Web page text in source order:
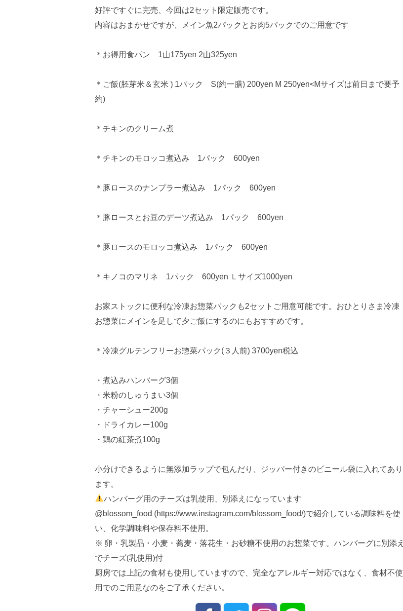
好評ですぐに完売、今回は2セット限定販売です。
内容はおまかせですが、メイン魚2パックとお肉5パックでのご用意です
＊お得用食パン 1山175yen 2山325yen
＊ご飯(胚芽米＆玄米 ) 1パック S(約一膳) 200yen M 250yen<Mサイズは前日まで要予
約)
＊チキンのクリーム煮
＊チキンのモロッコ煮込み 1パック 600yen
＊豚ロースのナンプラー煮込み 1パック 600yen
＊豚ロースとお豆のデーツ煮込み 1パック 600yen
＊豚ロースのモロッコ煮込み 1パック 600yen
＊キノコのマリネ 1パック 600yen Ｌサイズ1000yen
お家ストックに便利な冷凍お惣菜パックも2セットご用意可能です。おひとりさま冷凍
お惣菜にメインを足して夕ご飯にするのにもおすすめです。
＊冷凍グルテンフリーお惣菜パック(３人前) 3700yen税込
・煮込みハンバーグ3個
・米粉のしゅうまい3個
・チャーシュー200g
・ドライカレー100g
・鶏の紅茶煮100g
小分けできるように無添加ラップで包んだり、ジッパー付きのビニール袋に入れてあり
ます。
ハンバーグ用のチーズは乳使用、別添えになっています
@blossom_food (https://www.instagram.com/blossom_food/)で紹介している調味料を使
い、化学調味料や保存料不使用。
※ 卵・乳製品・小麦・蕎麦・落花生・お砂糖不使用のお惣菜です。ハンバーグに別添え
でチーズ(乳使用)付
厨房では上記の食材も使用していますので、完全なアレルギー対応ではなく、食材不使
用でのご用意なのをご了承ください。